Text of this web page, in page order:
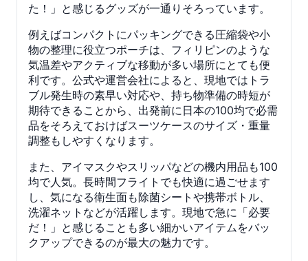
た！」と感じるグッズが一通りそろっています。
例えばコンパクトにパッキングできる圧縮袋や小
物の整理に役立つポーチは、フィリピンのような
気温差やアクティブな移動が多い場所にとても便
利です。公式や運営会社によると、現地ではトラ
ブル発生時の素早い対応や、持ち物準備の時短が
期待できることから、出発前に日本の100均で必需
品をそろえておけばスーツケースのサイズ・重量
調整もしやすくなります。
また、アイマスクやスリッパなどの機内用品も100
均で人気。長時間フライトでも快適に過ごせます
し、気になる衛生面も除菌シートや携帯ボトル、
洗濯ネットなどが活躍します。現地で急に「必要
だ！」と感じることも多い細かいアイテムをバッ
クアップできるのが最大の魅力です。